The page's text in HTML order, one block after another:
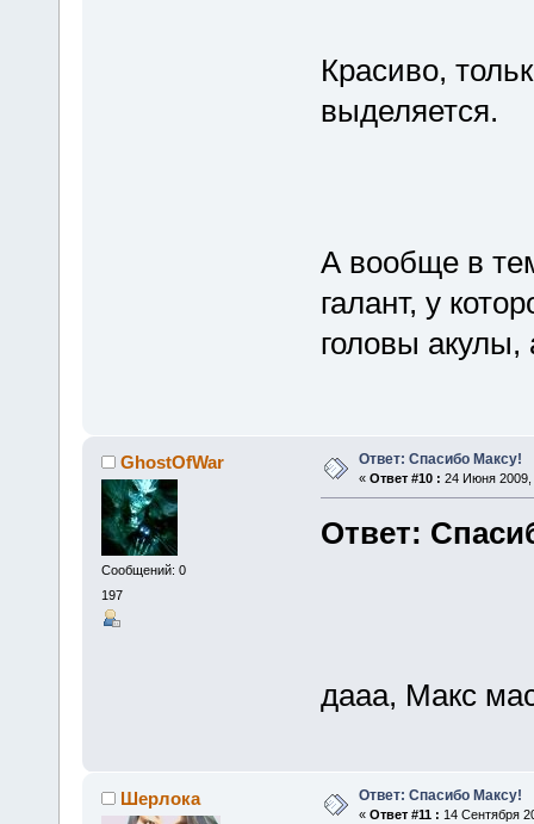
Красиво,
выделяется.
А вообще в
галант, у
головы
GhostOfWar
Сообщений: 0
197
Ответ: Спасибо Максу!
« Ответ #10 : 24 Июня 2009,
Ответ:
дааа, Макс
Шерлока Ответ: Спасибо Максу!
« Ответ #11 : 14 Сентября